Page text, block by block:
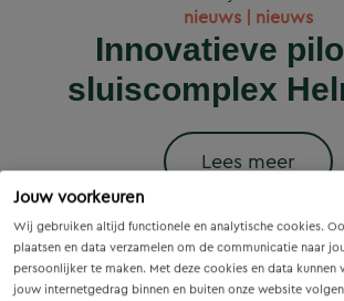
Jouw voorkeuren
Wij gebruiken altijd functionele en analytische cookies.
plaatsen en data verzamelen om de communicatie naar
persoonlijker te maken. Met deze cookies en data kunnen
jouw internetgedrag binnen en buiten onze website
krijgen
voorrang op
stroomnet?
Lees meer
nieuws | nieuws
Innovatieve
sluiscomplex
Lees meer
Slim
voorkomt
vervanging
Eindhovense
Drenthe: inzicht
vandaag,
morgen
Wet versterking
werking: wat
dit voor